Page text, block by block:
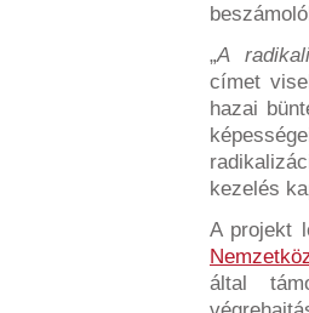
„A
címet
hazai
kezelés
A projekt
által